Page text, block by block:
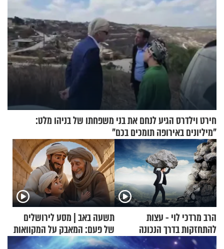
חירט וילדרס הגיע לנחם את בני משפחתו של בניהו מלט:
"מיליונים באירופה תומכים בכם"
הרב מרדכי לוי - עצות
להתחזקות בדרך הנכונה
תשעה באב | מסע לירושלים
של פעם: המאבק על המקוואות